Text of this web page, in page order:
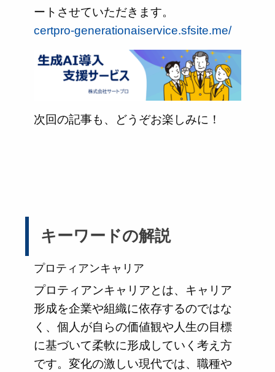
ートさせていただきます。
certpro-generationaiservice.sfsite.me/
次回の記事も、どうぞお楽しみに！
キーワードの解説
プロティアンキャリア
プロティアンキャリアとは、キャリア
形成を企業や組織に依存するのではな
く、個人が自らの価値観や人生の目標
に基づいて柔軟に形成していく考え方
です。変化の激しい現代では、職種や